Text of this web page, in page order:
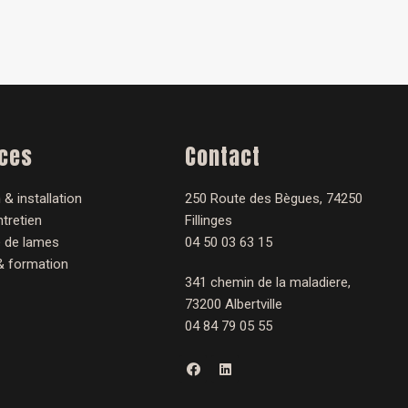
& installation
lames
formation
Contact
250 Route des Bègues, 74250
Fillinges
04 50 03 63 15
341 chemin de la maladiere,
73200 Albertville
04 84 79 05 55
F
a
L
i